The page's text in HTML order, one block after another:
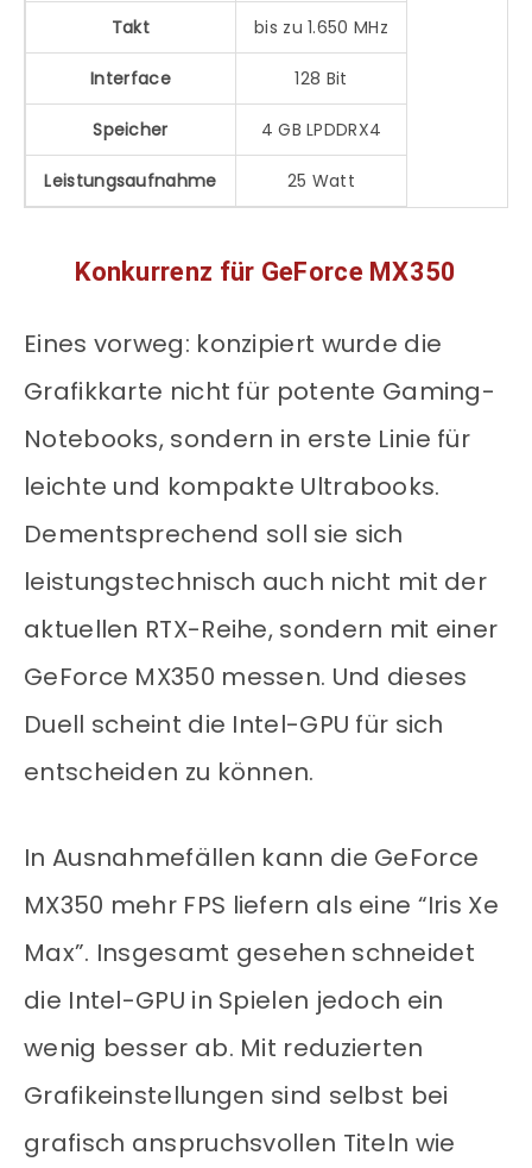
Takt bis zu 1.650 MHz
Interface 128 Bit
Speicher 4 GB LPDDRX4
Leistungsaufnahme 25 Watt
Konkurrenz für GeForce MX350
Eines vorweg: konzipiert wurde die
Grafikkarte nicht für potente Gaming-
Notebooks, sondern in erste Linie für
leichte und kompakte Ultrabooks.
Dementsprechend soll sie sich
leistungstechnisch auch nicht mit der
aktuellen RTX-Reihe, sondern mit einer
GeForce MX350 messen. Und dieses
Duell scheint die Intel-GPU für sich
entscheiden zu können.
In Ausnahmefällen kann die GeForce
MX350 mehr FPS liefern als eine “Iris Xe
Max”. Insgesamt gesehen schneidet
die Intel-GPU in Spielen jedoch ein
wenig besser ab. Mit reduzierten
Grafikeinstellungen sind selbst bei
grafisch anspruchsvollen Titeln wie